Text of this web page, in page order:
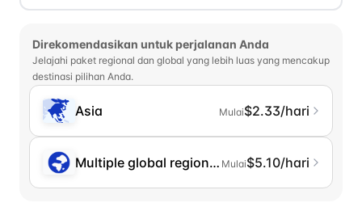
Direkomendasikan untuk perjalanan Anda
Jelajahi paket regional dan global yang lebih luas yang mencakup
destinasi pilihan Anda.
Asia Mulai$2.33/hari
Multiple global regions (incl. Chinese
Mulai$5.10/hari